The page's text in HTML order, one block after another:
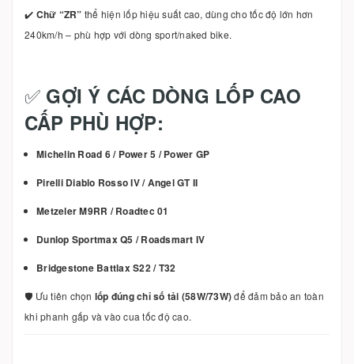
✔️ Chữ “ZR” thể hiện lốp hiệu suất cao, dùng cho tốc độ lớn hơn
240km/h – phù hợp với dòng sport/naked bike.
✅ GỢI Ý CÁC DÒNG LỐP CAO
CẤP PHÙ HỢP:
Michelin Road 6 / Power 5 / Power GP
Pirelli Diablo Rosso IV / Angel GT II
Metzeler M9RR / Roadtec 01
Dunlop Sportmax Q5 / Roadsmart IV
Bridgestone Battlax S22 / T32
🛡️ Ưu tiên chọn lốp đúng chỉ số tải (58W/73W)để đảm bảo an toàn
khi phanh gấp và vào cua tốc độ cao.